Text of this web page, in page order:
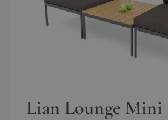
Lian Lounge Mini